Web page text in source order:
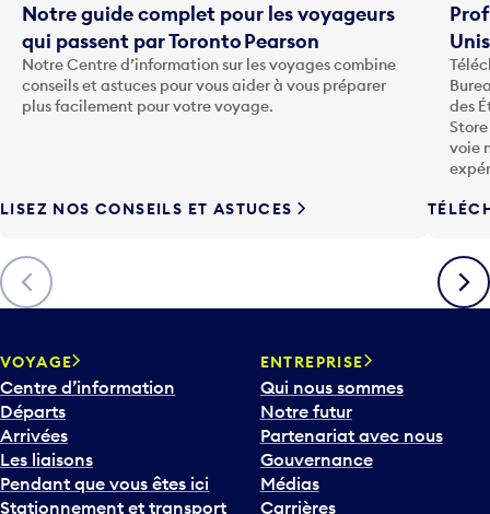
Précédent
Notre guide complet pour les voyageurs
qui passent par Toronto Pearson
Notre Centre d’information sur les voyages combine
conseils et astuces pour vous aider à vous préparer
plus facilement pour votre voyage.
LISEZ NOS CONSEILS ET ASTUCES
des
voie
VOYAGE
Centre d’information
Départs
Arrivées
Les liaisons
Pendant que vous êtes ici
Stationnement et transport
ENTREPRISE
Qui nous sommes
Notre futur
Partenariat avec nous
Gouvernance
Médias
Carrières